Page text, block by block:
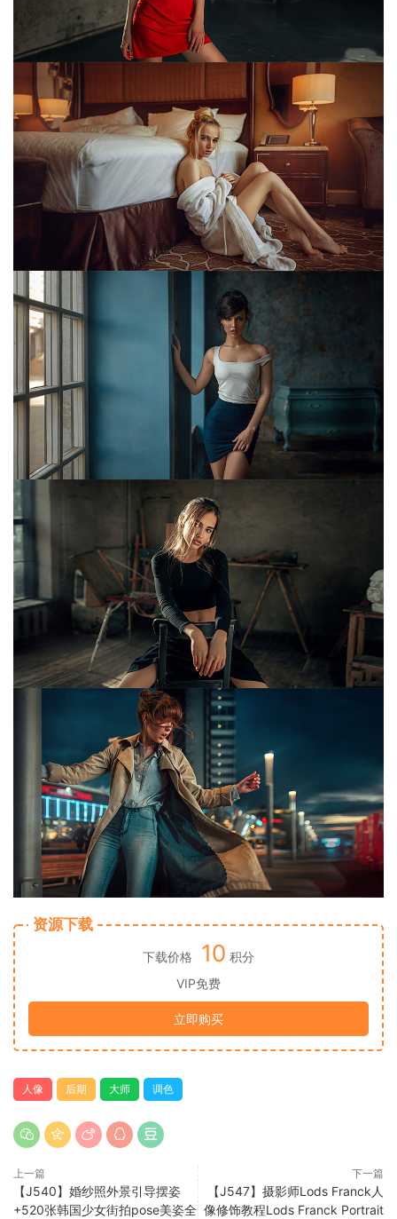
资源下载
下载价格 10 积分
VIP免费
立即购买
人像 后期 大师 调色
上一篇
【J540】婚纱照外景引导摆姿
+520张韩国少女街拍pose美姿全
下一篇
【J547】摄影师Lods Franck人
像修饰教程Lods Franck Portrait